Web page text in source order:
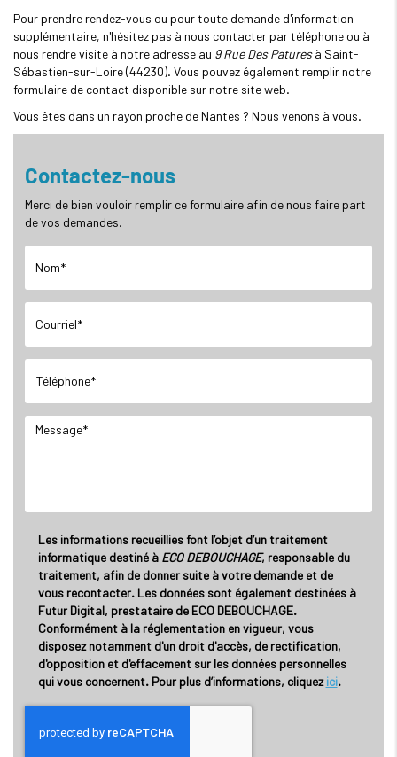
Pour prendre rendez-vous ou pour toute demande d'information
supplémentaire, n'hésitez pas à nous contacter par téléphone ou à
nous rendre visite à notre adresse au 9 Rue Des Paturesà Saint-
Sébastien-sur-Loire (44230). Vous pouvez également remplir notre
formulaire de contact disponible sur notre site web.
Vous êtes dans un rayon proche de Nantes ? Nous venons à vous.
Contactez-nous
Merci de bien vouloir remplir ce formulaire afin de nous faire part
de vos demandes.
Les informations recueillies font l’objet d’un traitement
informatique destiné àECO DEBOUCHAGE, responsable du
traitement, afin de donner suite à votre demande et de
vous recontacter. Les données sont également destinées à
Futur Digital, prestataire de ECO DEBOUCHAGE.
Conformément à la réglementation en vigueur, vous
disposez notamment d'un droit d'accès, de rectification,
d'opposition et d'effacement sur les données personnelles
qui vous concernent. Pour plus d’informations, cliquezici.